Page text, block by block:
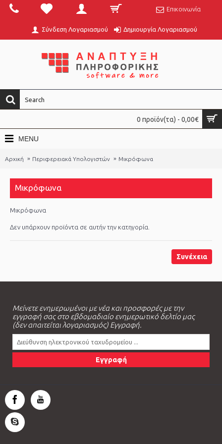
Επικοινωνία
Σύνδεση Λογαριασμού Δημιουργία Λογαριασμού
0 προϊόν(τα) - 0,00€
MENU
Αρχική Περιφερειακά Υπολογιστών Μικρόφωνα
Μικρόφωνα
Μικρόφωνα
Δεν υπάρχουν προϊόντα σε αυτήν την κατηγορία.
Συνέχεια
Μείνετε ενημερωμένοι με νέα και προσφορές με την
εγγραφή σας στο εβδομαδιαίο ενημερωτικό δελτίο μας
(δεν απαιτείται λογαριασμός) Εγγραφή.
Εγγραφή